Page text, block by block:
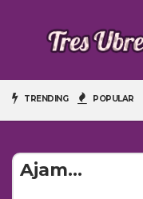
TRENDING POPULAR
Ajam…